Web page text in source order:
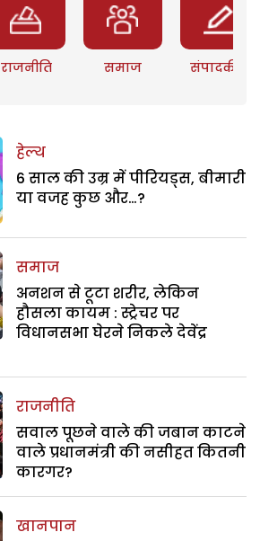
राजनीति समाज संपादकीय
हेल्थ
6 साल की उम्र में पीरियड्स, बीमारी
या वजह कुछ और…?
समाज
अनशन से टूटा शरीर, लेकिन
हौसला कायम : स्ट्रेचर पर
विधानसभा घेरने निकले देवेंद्र
राजनीति
सवाल पूछने वाले की जबान काटने
वाले प्रधानमंत्री की नसीहत कितनी
कारगर?
खानपान